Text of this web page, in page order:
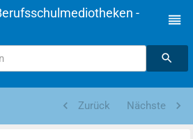
-
Zurück Nächste